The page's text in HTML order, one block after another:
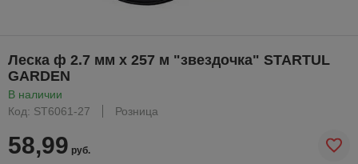
Леска ф 2.7 мм х 257 м "звездочка" STARTUL
GARDEN
В наличии
Код: ST6061-27
Розница
58,99 руб.